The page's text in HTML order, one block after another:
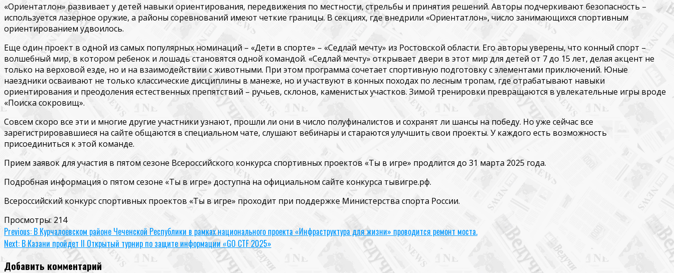
«Ориентатлон» развивает у детей навыки ориентирования, передвижения по местности, стрельбы и принятия решений. Авторы подчеркивают безопасность –
используется лазерное оружие, а районы соревнований имеют четкие границы. В секциях, где внедрили «Ориентатлон», число занимающихся спортивным
ориентированием удвоилось.
Еще один проект в одной из самых популярных номинаций – «Дети в спорте» – «Седлай мечту» из Ростовской области. Его авторы уверены, что конный спорт –
волшебный мир, в котором ребенок и лошадь становятся одной командой. «Седлай мечту» открывает двери в этот мир для детей от 7 до 15 лет, делая акцент не
только на верховой езде, но и на взаимодействии с животными. При этом программа сочетает спортивную подготовку с элементами приключений. Юные
наездники осваивают не только классические дисциплины в манеже, но и участвуют в конных походах по лесным тропам, где отрабатывают навыки
ориентирования и преодоления естественных препятствий – ручьев, склонов, каменистых участков. Зимой тренировки превращаются в увлекательные игры вроде
«Поиска сокровищ».
Совсем скоро все эти и многие другие участники узнают, прошли ли они в число полуфиналистов и сохранят ли шансы на победу. Но уже сейчас все
зарегистрировавшиеся на сайте общаются в специальном чате, слушают вебинары и стараются улучшить свои проекты. У каждого есть возможность
присоединиться к этой команде.
Прием заявокдля участия в пятом сезоне Всероссийского конкурса спортивных проектов «Ты в игре» продлится до 31 марта 2025 года.
Подробная информация о пятом сезоне «Ты в игре» доступна на официальном сайте конкурса тывигре.рф.
Всероссийский конкурс спортивных проектов «Ты в игре» проходит при поддержке Министерства спорта России.
Просмотры: 214
Continue
Reading
Previous: В Курчалоевском районе Чеченской Республики в рамках национального проекта «Инфраструктура для жизни» проводится ремонт моста.
Next: В Казани пройдет II Открытый турнир по защите информации «GO CTF 2025»
Добавить комментарий